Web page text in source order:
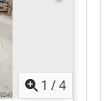
1 /4